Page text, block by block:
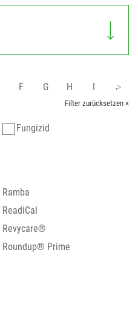
F G H I J
Filter zurücksetzen ×
Fungizid
Ramba
ReadiCal
Revycare®
Roundup® Prime